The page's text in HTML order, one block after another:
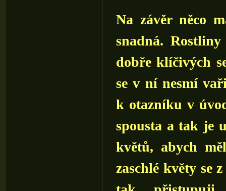
Na závěr něco
snadná.
dobře klíčivých
se v ní nesmí
k otazníku v
spousta a tak je
květů, abych
zaschlé květy se